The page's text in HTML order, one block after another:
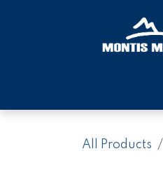
All Products